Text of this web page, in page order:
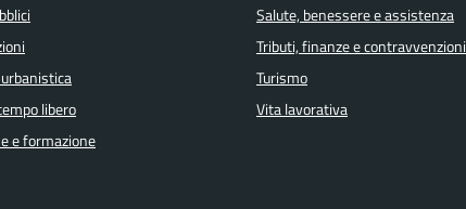
libero
e formazione
Salute, benessere e assistenza
Tributi, finanze e contravvenzioni
Turismo
Vita lavorativa